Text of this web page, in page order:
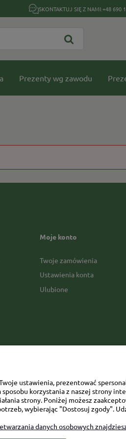
SKONTAKTUJ SIĘ Z NAMI:+48 690
Prezenty wg zawodu
Moje konto
Twoje zamówienia
Ustawienia konta
Ulubione
ustawienia, prezentować
korzystania z naszej strony
strony. Poniżej możesz
wybierając "Dostosuj zgody".
danych osobowych